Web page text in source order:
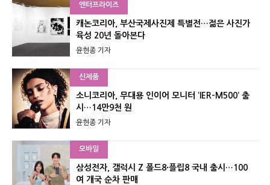
엔터프라이즈
캐논코리아, 부산국제사진제 특별전…젊은 사진가
육성 20년 돌아본다
윤현종 기자
신제품
소니코리아, 무대용 인이어 모니터 ‘IER-M500’ 출
시…14만9천 원
윤현종 기자
모바일
삼성전자, 갤럭시 Z 폴드8·플립8 국내 출시…100
여 개국 순차 판매